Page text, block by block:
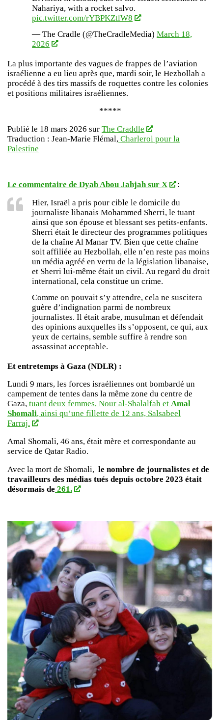
Nahariya, with a rocket salvo.
pic.twitter.com/rYBPKZtlW8
— The Cradle (@TheCradleMedia) March 18,
2026
La plus importante des vagues de frappes de l’aviation
israélienne a eu lieu après que, mardi soir, le Hezbollah a
procédé à des tirs massifs de roquettes contre les colonies
et positions militaires israéliennes.
*****
Publié le 18 mars 2026 sur The Craddle
Traduction : Jean-Marie Flémal, Charleroi pour la
Palestine
Le commentaire de Dyab Abou Jahjah sur X
:
Hier, Israël a pris pour cible le domicile du
journaliste libanais Mohammed Sherri, le tuant
ainsi que son épouse et blessant ses petits-enfants.
Sherri était le directeur des programmes politiques
de la chaîne Al Manar TV. Bien que cette chaîne
soit affiliée au Hezbollah, elle n’en reste pas moins
un média agréé en vertu de la législation libanaise,
et Sherri lui-même était un civil. Au regard du droit
international, cela constitue un crime.
Comme on pouvait s’y attendre, cela ne suscitera
guère d’indignation parmi de nombreux
journalistes. Il était arabe, musulman et défendait
des opinions auxquelles ils s’opposent, ce qui, aux
yeux de certains, semble suffire à rendre son
assassinat acceptable.
Et entretemps à Gaza (NDLR) :
Lundi 9 mars, les forces israéliennes ont bombardé un
campement de tentes dans la même zone du centre de
Gaza, tuant deux femmes, Nour al-Shalalfah et Amal
Shomali, ainsi qu’une fillette de 12 ans, Salsabeel
Farraj.
Amal Shomali, 46 ans, était mère et correspondante au
service de Qatar Radio.
Avec la mort de Shomali, le nombre de journalistes et de
travailleurs des médias tués depuis octobre 2023 était
désormais de 261.